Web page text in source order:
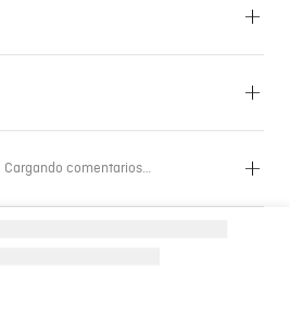
Cargando comentarios…